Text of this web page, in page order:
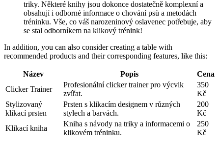
triky.⁤ Některé knihy jsou dokonce dostatečně komplexní⁢ a
‍obsahují​ i ⁤odborné ‌informace o chování‍ psů a metodách
tréninku. Vše, co váš narozeninový oslavenec potřebuje, aby⁣
se stal odborníkem na klikový trénink!
In⁤ addition, you can also consider creating a table​ with
recommended products and their corresponding​ features, ⁢like this:
Název Popis
Cena
Clicker ⁢Trainer
Profesionální clicker trainer pro​ výcvik
zvířat.
350
Kč
Stylizovaný
‍klikací​ prsten
Prsten s klikacím designem v různých
stylech a ‍barvách.
200
Kč
Klikací kniha
Kniha s návody na triky a informacemi o
klikovém ⁤tréninku.
250
Kč